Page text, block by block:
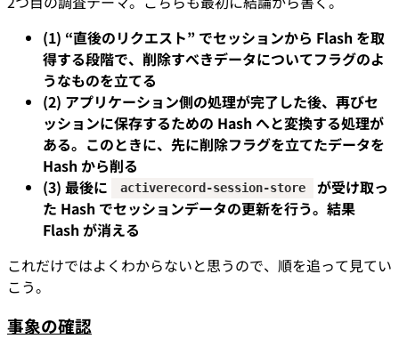
(1) “直後のリクエスト” でセッションから Flash を取
得する段階で、削除すべきデータについてフラグのよ
うなものを立てる
(2) アプリケーション側の処理が完了した後、再びセ
ッションに保存するための Hash へと変換する処理が
ある。このときに、先に削除フラグを立てたデータを
Hash から削る
(3) 最後に
activerecord-session-store
が受け取っ
た Hash でセッションデータの更新を行う。結果
Flash が消える
これだけではよくわからないと思うので、順を追って見てい
こう。
事象の確認